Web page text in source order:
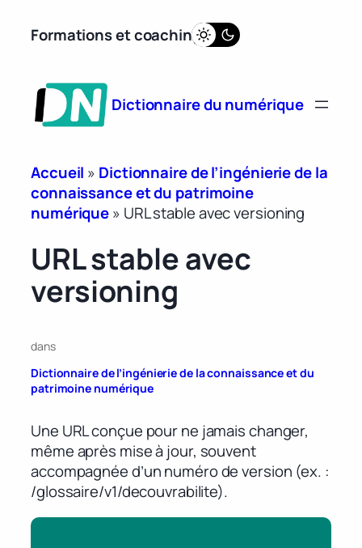
Formations et coaching
Dictionnaire du numérique
Accueil » Dictionnaire de l’ingénierie de la
connaissance et du patrimoine
numérique» URL stable avec versioning
URL stable avec
versioning
dans
Dictionnaire de l’ingénierie de la connaissance et du
patrimoine numérique
Une URL conçue pour ne jamais changer,
même après mise à jour, souvent
accompagnée d’un numéro de version (ex. :
/glossaire/v1/decouvrabilite).